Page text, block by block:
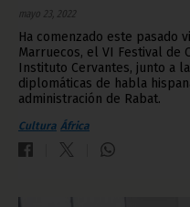
mayo 23, 2022
Ha comenzado este pasado
Marruecos, el VI Festival de
Instituto Cervantes, junto a
diplomáticas de habla
administración de Rabat.
Cultura África